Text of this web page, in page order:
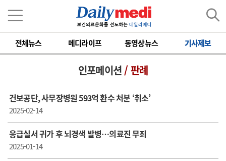
전체뉴스 메디라이프 동영상뉴스 기사제보
인포메이션/ 판례
건보공단, 사무장병원 593억 환수 처분 ‘취소’
2025-02-14
응급실서 귀가 후 뇌경색 발병…의료진 무죄
2025-01-14